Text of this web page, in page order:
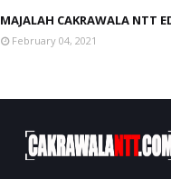
MAJALAH CAKRAWALA NTT
February 04, 2021